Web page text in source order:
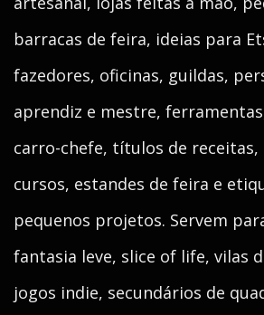
barracas de feira, ideias para
fazedores, oficinas, guildas,
aprendiz e mestre,
carro-chefe, títulos de
cursos, estandes de feira e
pequenos projetos. Servem
fantasia leve, slice of life, vilas
jogos indie, secundários de